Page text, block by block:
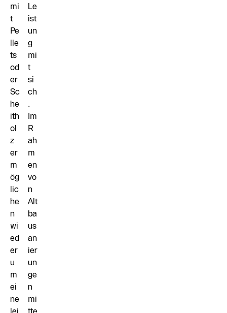
mi
t
Pe
lle
ts
od
er
Sc
he
ith
ol
z
er
m
ög
lic
he
n
wi
ed
er
u
m
ei
ne
lei
Le
ist
un
g
mi
t
si
ch
.
Im
R
ah
m
en
vo
n
Alt
ba
us
an
ier
un
ge
n
mi
tte